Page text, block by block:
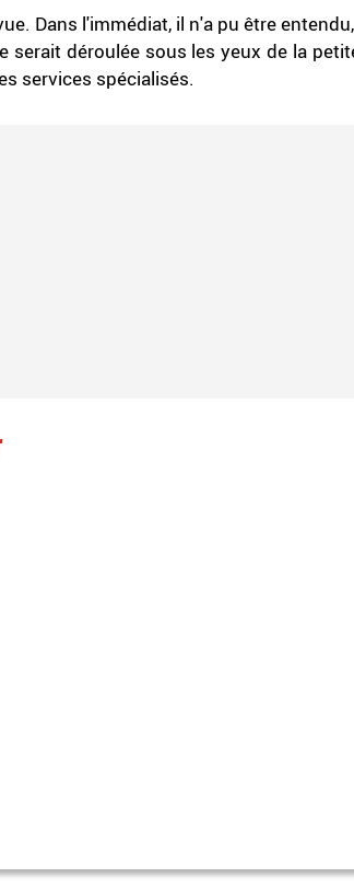
Dans l'immédiat, il n'a pu être
serait déroulée sous les yeux de la
services spécialisés.